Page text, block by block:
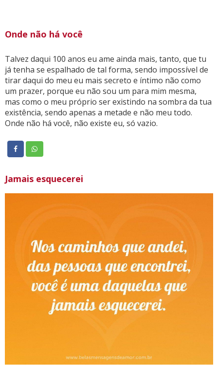
Onde não há você
Talvez daqui 100 anos eu ame ainda mais, tanto, que tu
já tenha se espalhado de tal forma, sendo impossível de
tirar daqui do meu eu mais secreto e íntimo não como
um prazer, porque eu não sou um para mim mesma,
mas como o meu próprio ser existindo na sombra da tua
existência, sendo apenas a metade e não meu todo.
Onde não há você, não existe eu, só vazio.
Jamais esquecerei